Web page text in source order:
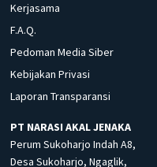
Kerjasama
F.A.Q.
Pedoman Media Siber
Kebijakan Privasi
Laporan Transparansi
PT NARASI AKAL JENAKA
Perum Sukoharjo Indah A8,
Desa Sukoharjo, Ngaglik,